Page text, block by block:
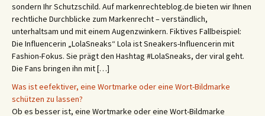
sondern Ihr Schutzschild. Auf markenrechteblog.de bieten wir Ihnen
rechtliche Durchblicke zum Markenrecht – verständlich,
unterhaltsam und mit einem Augenzwinkern. Fiktives Fallbeispiel:
Die Influencerin „LolaSneaks“ Lola ist Sneakers-Influencerin mit
Fashion-Fokus. Sie prägt den Hashtag #LolaSneaks, der viral geht.
Die Fans bringen ihn mit […]
Was ist eefektiver, eine Wortmarke oder eine Wort-Bildmarke
schützen zu lassen?
Ob es besser ist, eine Wortmarke oder eine Wort-Bildmarke